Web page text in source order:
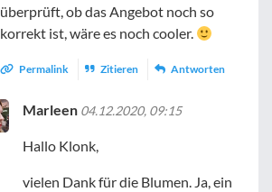
überprüft, ob das Angebot noch so
korrekt ist, wäre es noch cooler.
Permalink Zitieren Antworten
Marleen 04.12.2020, 09:15
Hallo Klonk,
vielen Dank für die Blumen. Ja, ein